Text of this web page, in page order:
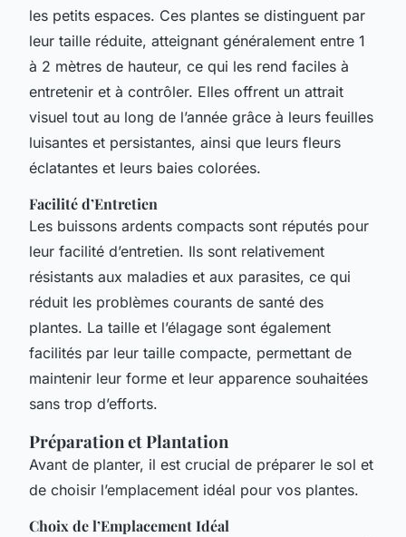
les petits espaces. Ces plantes se distinguent par
leur taille réduite, atteignant généralement entre 1
à 2 mètres de hauteur, ce qui les rend faciles à
entretenir et à contrôler. Elles offrent un attrait
visuel tout au long de l’année grâce à leurs feuilles
luisantes et persistantes, ainsi que leurs fleurs
éclatantes et leurs baies colorées.
Facilité d’Entretien
Les buissons ardents compacts sont réputés pour
leur facilité d’entretien. Ils sont relativement
résistants aux maladies et aux parasites, ce qui
réduit les problèmes courants de santé des
plantes. La taille et l’élagage sont également
facilités par leur taille compacte, permettant de
maintenir leur forme et leur apparence souhaitées
sans trop d’efforts.
Préparation et Plantation
Avant de planter, il est crucial de préparer le sol et
de choisir l’emplacement idéal pour vos plantes.
Choix de l’Emplacement Idéal